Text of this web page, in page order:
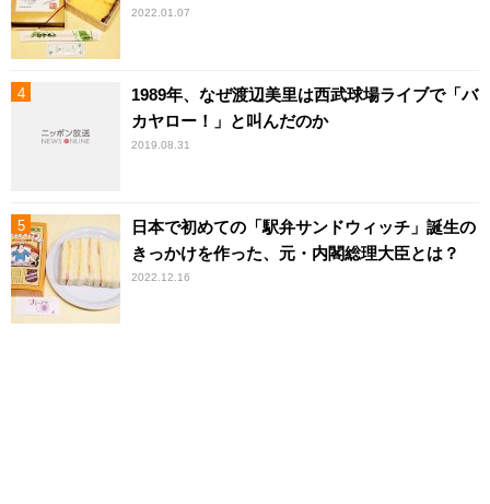
2022.01.07
1989年、なぜ渡辺美里は西武球場ライブで「バ
カヤロー！」と叫んだのか
2019.08.31
日本で初めての「駅弁サンドウィッチ」誕生の
きっかけを作った、元・内閣総理大臣とは？
2022.12.16